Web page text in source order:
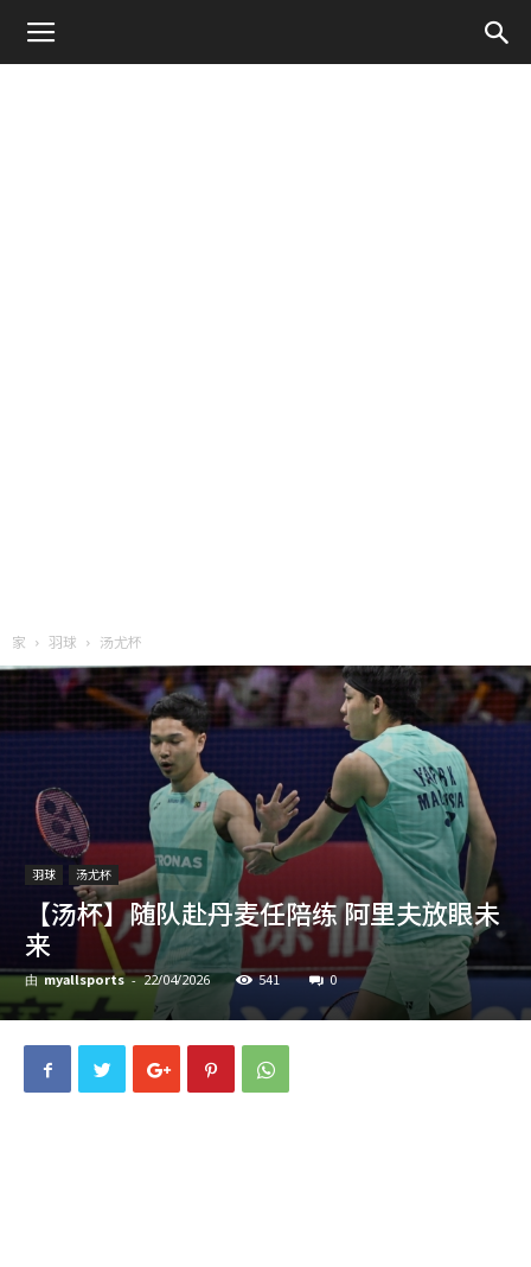
家 羽球 汤尤杯
羽球 汤尤杯
【汤杯】随队赴丹麦任陪练 阿里夫放眼未
来
由 myallsports - 22/04/2026 541 0